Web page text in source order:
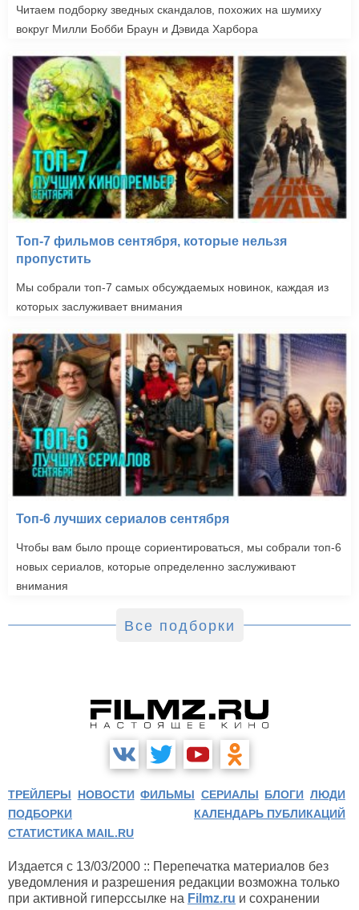
Читаем подборку зведных скандалов, похожих на шумиху
вокруг Милли Бобби Браун и Дэвида Харбора
Топ-7 фильмов сентября, которые нельзя
пропустить
Мы собрали топ-7 самых обсуждаемых новинок, каждая из
которых заслуживает внимания
Топ-6 лучших сериалов сентября
Чтобы вам было проще сориентироваться, мы собрали топ-6
новых сериалов, которые определенно заслуживают
внимания
Все подборки
ТРЕЙЛЕРЫ НОВОСТИ ФИЛЬМЫ СЕРИАЛЫ БЛОГИ ЛЮДИ
ПОДБОРКИ
КАЛЕНДАРЬ ПУБЛИКАЦИЙ
СТАТИСТИКА MAIL.RU
Издается с 13/03/2000 :: Перепечатка материалов без
уведомления и разрешения редакции возможна только
при активной гиперссылке на Filmz.ru и сохранении